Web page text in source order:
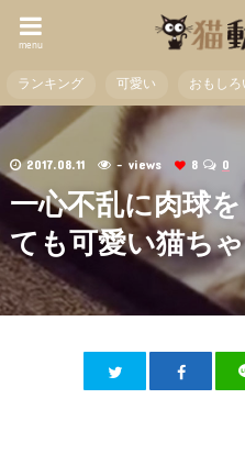
menu
ランキング 可愛い おもしろ
2017.08.11 - views 8 0
一心不乱に肉球
ても可愛い猫ち